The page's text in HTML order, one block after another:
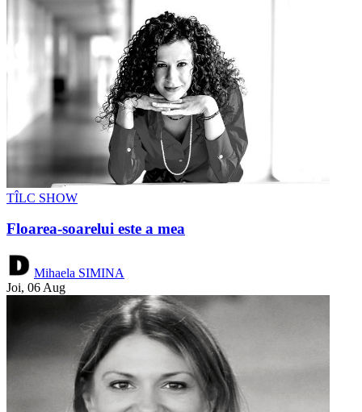
TÎLC SHOW
Floarea-soarelui este a mea
Mihaela SIMINA
Joi, 06 Aug